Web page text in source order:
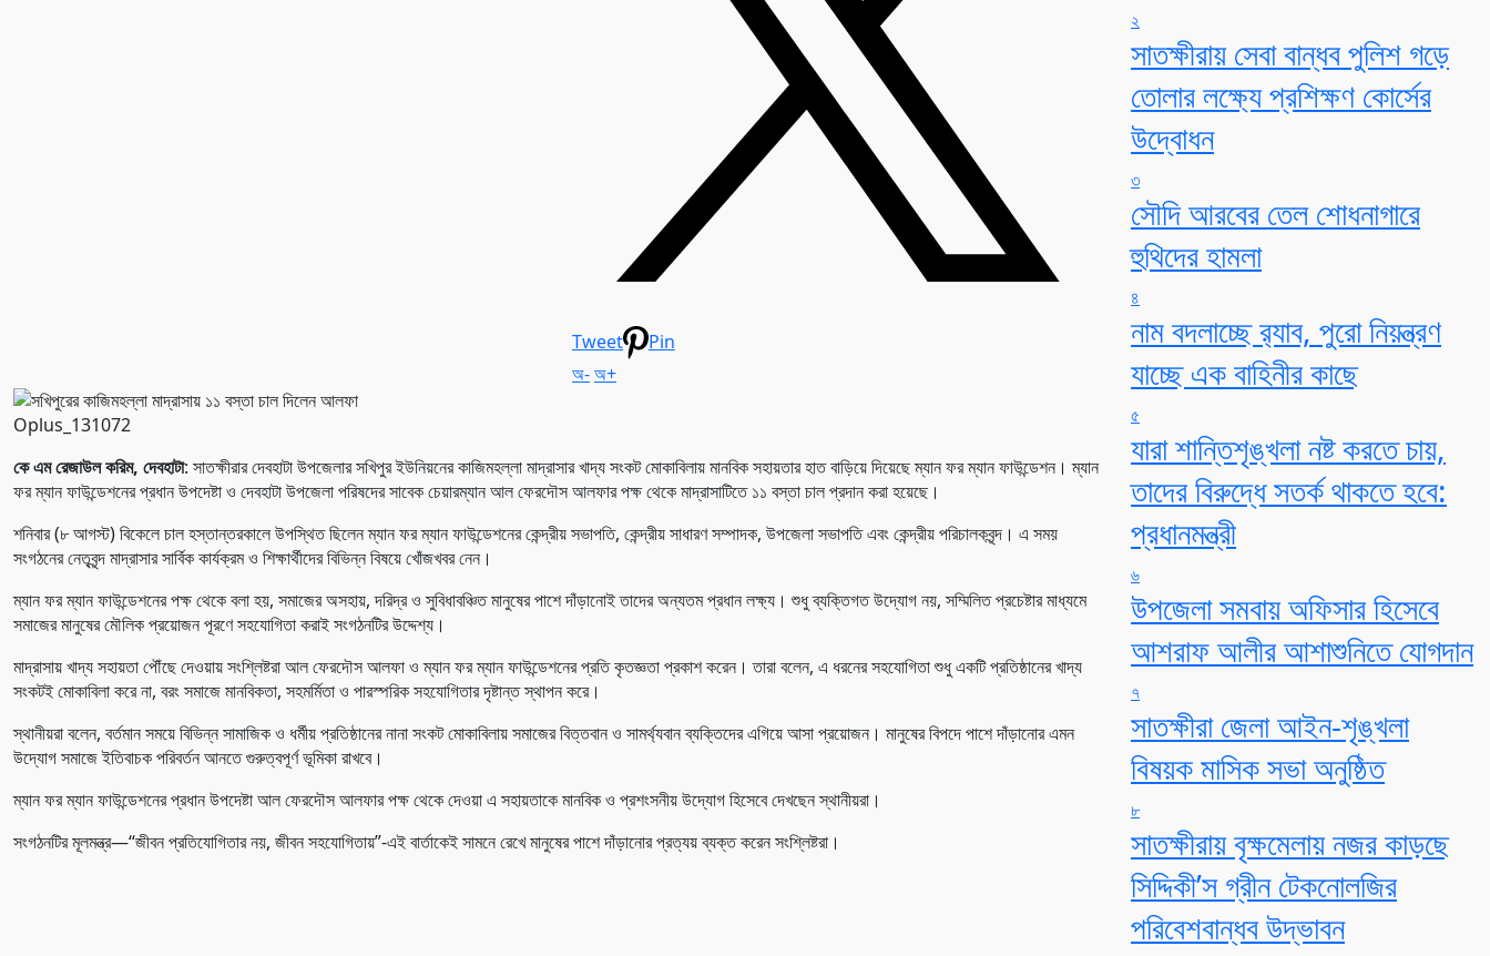
Tweet
Pin
অ-অ+
Oplus_131072
কে এম রেজাউল করিম, দেবহাটা: সাতক্ষীরার দেবহাটা উপজেলার সখিপুর ইউনিয়নের কাজিমহল্লা মাদ্রাসার খাদ্য সংকট মোকাবিলায় মানবিক সহায়তার হাত বাড়িয়ে দিয়েছে ম্যান ফর ম্যান ফাউন্ডেশন। ম্যান
ফর ম্যান ফাউন্ডেশনের প্রধান উপদেষ্টা ও দেবহাটা উপজেলা পরিষদের সাবেক চেয়ারম্যান আল ফেরদৌস আলফার পক্ষ থেকে মাদ্রাসাটিতে ১১ বস্তা চাল প্রদান করা হয়েছে।
শনিবার (৮ আগস্ট) বিকেলে চাল হস্তান্তরকালে উপস্থিত ছিলেন ম্যান ফর ম্যান ফাউন্ডেশনের কেন্দ্রীয় সভাপতি, কেন্দ্রীয় সাধারণ সম্পাদক, উপজেলা সভাপতি এবং কেন্দ্রীয় পরিচালকবৃন্দ। এ সময়
সংগঠনের নেতৃবৃন্দ মাদ্রাসার সার্বিক কার্যক্রম ও শিক্ষার্থীদের বিভিন্ন বিষয়ে খোঁজখবর নেন।
ম্যান ফর ম্যান ফাউন্ডেশনের পক্ষ থেকে বলা হয়, সমাজের অসহায়, দরিদ্র ও সুবিধাবঞ্চিত মানুষের পাশে দাঁড়ানোই তাদের অন্যতম প্রধান লক্ষ্য। শুধু ব্যক্তিগত উদ্যোগ নয়, সম্মিলিত প্রচেষ্টার মাধ্যমে
সমাজের মানুষের মৌলিক প্রয়োজন পূরণে সহযোগিতা করাই সংগঠনটির উদ্দেশ্য।
মাদ্রাসায় খাদ্য সহায়তা পৌঁছে দেওয়ায় সংশ্লিষ্টরা আল ফেরদৌস আলফা ও ম্যান ফর ম্যান ফাউন্ডেশনের প্রতি কৃতজ্ঞতা প্রকাশ করেন। তারা বলেন, এ ধরনের সহযোগিতা শুধু একটি প্রতিষ্ঠানের খাদ্য
সংকটই মোকাবিলা করে না, বরং সমাজে মানবিকতা, সহমর্মিতা ও পারস্পরিক সহযোগিতার দৃষ্টান্ত স্থাপন করে।
স্থানীয়রা বলেন, বর্তমান সময়ে বিভিন্ন সামাজিক ও ধর্মীয় প্রতিষ্ঠানের নানা সংকট মোকাবিলায় সমাজের বিত্তবান ও সামর্থ্যবান ব্যক্তিদের এগিয়ে আসা প্রয়োজন। মানুষের বিপদে পাশে দাঁড়ানোর এমন
উদ্যোগ সমাজে ইতিবাচক পরিবর্তন আনতে গুরুত্বপূর্ণ ভূমিকা রাখবে।
ম্যান ফর ম্যান ফাউন্ডেশনের প্রধান উপদেষ্টা আল ফেরদৌস আলফার পক্ষ থেকে দেওয়া এ সহায়তাকে মানবিক ও প্রশংসনীয় উদ্যোগ হিসেবে দেখছেন স্থানীয়রা।
সংগঠনটির মূলমন্ত্র—“জীবন প্রতিযোগিতার নয়, জীবন সহযোগিতায়”-এই বার্তাকেই সামনে রেখে মানুষের পাশে দাঁড়ানোর প্রত্যয় ব্যক্ত করেন সংশ্লিষ্টরা।
২
সাতক্ষীরায় সেবা বান্ধব পুলিশ গড়ে
তোলার লক্ষ্যে প্রশিক্ষণ কোর্সের
উদ্বোধন
৩
সৌদি আরবের তেল শোধনাগারে
হুথিদের হামলা
৪
নাম বদলাচ্ছে র‌্যাব, পুরো নিয়ন্ত্রণ
যাচ্ছে এক বাহিনীর কাছে
৫
যারা শান্তিশৃঙ্খলা নষ্ট করতে চায়,
তাদের বিরুদ্ধে সতর্ক থাকতে হবে:
প্রধানমন্ত্রী
৬
উপজেলা সমবায় অফিসার হিসেবে
আশরাফ আলীর আশাশুনিতে যোগদান
৭
সাতক্ষীরা জেলা আইন-শৃঙ্খলা
বিষয়ক মাসিক সভা অনুষ্ঠিত
৮
সাতক্ষীরায় বৃক্ষমেলায় নজর কাড়ছে
সিদ্দিকী’স গ্রীন টেকনোলজির
পরিবেশবান্ধব উদ্ভাবন